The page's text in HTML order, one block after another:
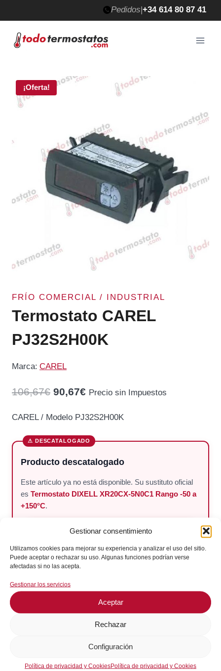
Gestionar consentimiento
Utilizamos cookies para mejorar su experiencia y analizar el uso del sitio.
Puede aceptar o rechazar su uso. Algunas funciones podrían verse
afectadas si no las acepta.
Gestionar los servicios
Aceptar
Rechazar
Configuración
Política de privacidad y CookiesPolítica de privacidad y Cookies
al
contenido
Pedidos|+34 614 80 87 41
¡Oferta!
FRÍO COMERCIAL / INDUSTRIAL
Termostato CAREL
PJ32S2H00K
Marca: CAREL
106,67€ El
era:
106,67€.
90,67€El
es:
90,67€.
Precio sin Impuestos
CAREL / Modelo PJ32S2H00K
Producto descatalogado
Este artículo ya no está disponible. Su sustituto oficial
es Termostato DIXELL XR20CX-5N0C1 Rango -50 a
+150°C.
VER PRODUCTO SUSTITUTO
En stock
¡Envíos en 24 / 72 horas!
Consultar en WhatsApp